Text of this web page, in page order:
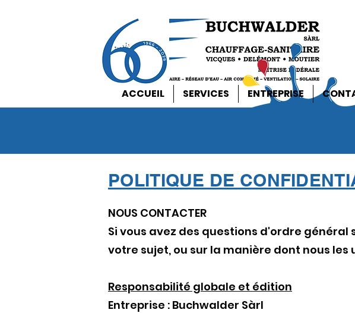
ACCUEIL SERVICES ENTREPRISE
POLITIQUE DE
NOUS CONTACTER
Si vous avez des questions d'ordre
votre sujet, ou sur la manière dont nous
Responsabilité globale et édition
Entreprise : Buchwalder Sàrl